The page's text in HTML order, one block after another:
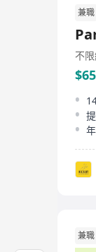
兼職
不
兼職